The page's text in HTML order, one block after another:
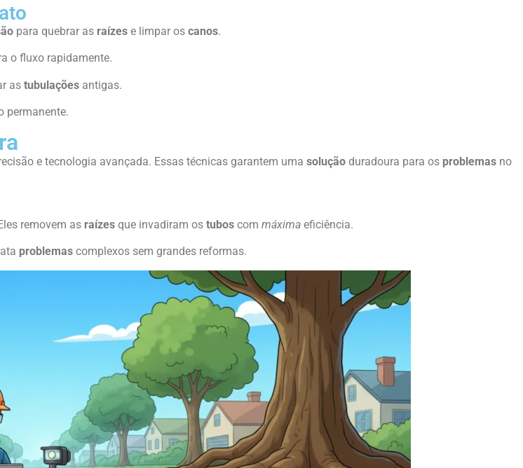
para quebrar as raízes e limpar os canos.
o fluxo rapidamente.
as tubulações antigas.
permanente.
e tecnologia avançada. Essas técnicas garantem uma solução duradoura para os problemas no
removem as raízes que invadiram os tubos com máxima eficiência.
problemas complexos sem grandes reformas.